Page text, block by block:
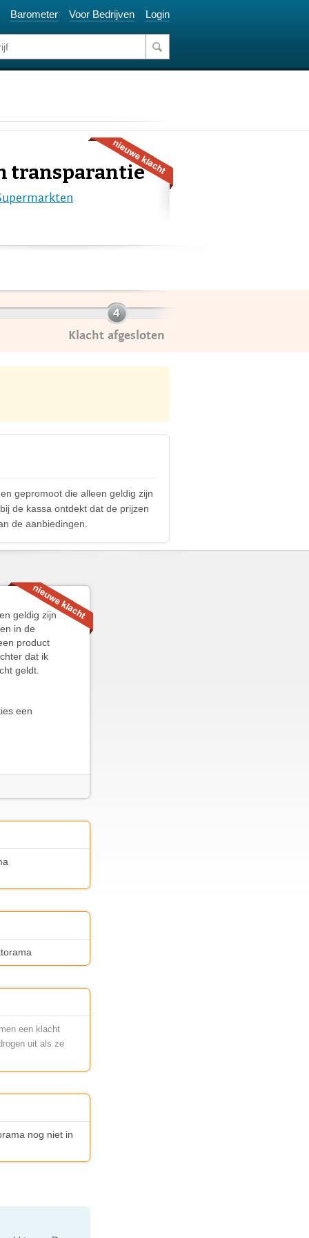
Barometer Voor Bedrijven Login
transparantie
Klacht afgesloten
gepromoot die alleen geldig zijn
de kassa ontdekt dat de prijzen
de aanbiedingen.
geldig zijn
in de
product
dat ik
geldt.
een
een klacht
uit als ze
nog niet in